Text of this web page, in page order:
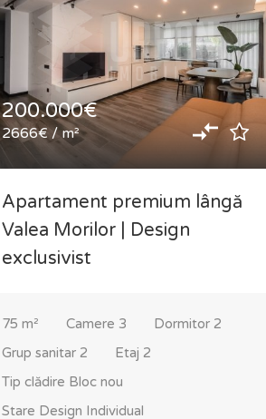
200.000€
2666€ / m²
Apartament premium lângă
Valea Morilor | Design
exclusivist
75 m² Camere 3 Dormitor 2
Grup sanitar 2 Etaj 2
Tip clădire Bloc nou
Stare Design Individual